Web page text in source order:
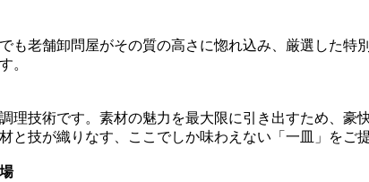
も老舗卸問屋がその質の高さに惚れ込み、厳選した
。
理技術です。素材の魅力を最大限に引き出すため、
と技が織りなす、ここでしか味わえない「一皿」をご提